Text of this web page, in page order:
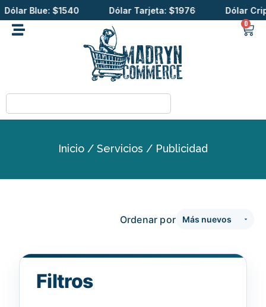
Blue: $1540 Dólar Tarjeta: $1976 Dólar Cripto:
0
Inicio / Servicios / Publicidad
Filtros